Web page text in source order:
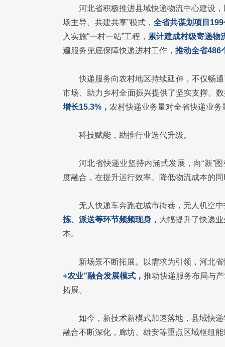
河北省积极推进县域快递物流中心建设
场主导、共建共享”模式， 全省共谋划项目
入实施“一村一站”工程， 累计建成村级寄递物
遍服务兜底保障快递进村工作， 推动全省486
快递服务向农村地区持续延伸，不仅畅
市场、助力乡村全面振兴提供了坚实支撑。
增长15.3%， 农村快递业务量对全省快递业
科技赋能，助推行业迭代升级。
河北省快递业坚持内涵式发展，向“新”
度融合，在提升运行效率、降低物流成本的
无人快递车奔跑在城市街巷，无人机空
拣、派送等环节频频现身， 大幅提升了快递
本。
新场景不断拓展。以需求为引领，河北
+农业”融合发展模式，推动快递服务布局与
拓展。
如今，新技术新模式加速落地，县域快
融合不断深化，廊坊、雄安等重点区域枢纽